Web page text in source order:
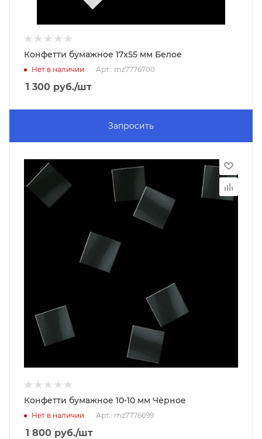
Конфетти бумажное 17х55 мм Белое
Нет в наличии Арт.: mz7776700
1 300 руб./шт
Запросить
Конфетти бумажное 10-10 мм Чёрное
Нет в наличии Арт.: mz7776699
1 800 руб./шт